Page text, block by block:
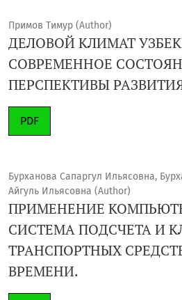
Примов Тимур (Author)
ДЕЛОВОЙ КЛИМАТ
СОВРЕМЕННОЕ
ПЕРСПЕКТИВЫ
PDF
Бурханова Сапаргул Ильясовна,
Айгуль Ильясовна (Author)
ПРИМЕНЕНИЕ
СИСТЕМА ПОДСЧЕТА И
ТРАНСПОРТНЫХ
ВРЕМЕНИ.